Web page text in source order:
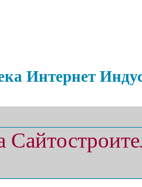
Интернет